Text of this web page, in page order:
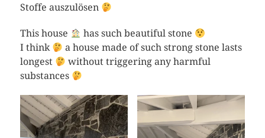
Stoffe auszulösen
This house
has such beautiful stone
I think
a house made of such strong stone lasts
longest
without triggering any harmful
substances